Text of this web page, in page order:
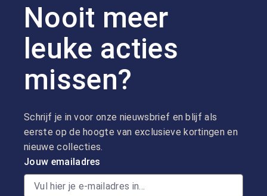
Nooit meer
leuke acties
missen?
Schrijf je in voor onze nieuwsbrief en blijf als
eerste op de hoogte van exclusieve kortingen en
nieuwe collecties.
Jouw emailadres